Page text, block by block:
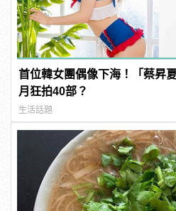
首位韓女團偶像下海！「蔡昇
月狂拍40部？
生活話題